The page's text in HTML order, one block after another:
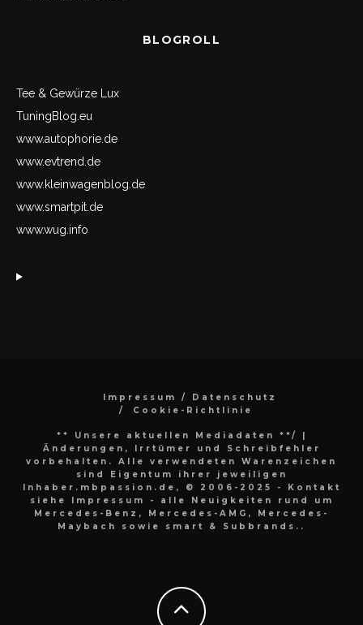
BLOGROLL
Tee & Gewürze Lux
TuningBlog.eu
www.autophorie.de
www.evtrend.de
www.kleinwagenblog.de
www.smartpit.de
www.wug.info
Impressum / Datenschutz
Cookie-Richtlinie
** Unsere aktuellen Mediadaten **/
|
Änderungen, Irrtümer und Schreibfehler
vorbehalten. Alle verwendeten Warenzeichen
sind Eigentum ihrer jeweiligen
Inhaber.mbpassion.de, © 2006-2025 - Kontakt
siehe Impressum - alle Neuigkeiten rund um
Mercedes-Benz, Mercedes-AMG, Mercedes-
Maybach sowie smart & Subbrands..